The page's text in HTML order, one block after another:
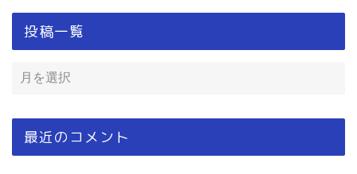
投稿一覧
最近のコメント